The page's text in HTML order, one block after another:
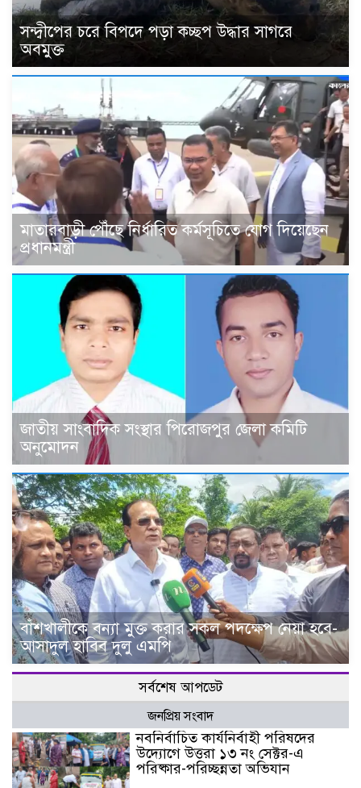
সন্দ্বীপের চরে বিপদে পড়া কচ্ছপ উদ্ধার সাগরে
অবমুক্ত
মাতারবাড়ী পৌঁছে নির্ধারিত কর্মসূচিতে যোগ দিয়েছেন
প্রধানমন্ত্রী
জাতীয় সাংবাদিক সংস্থার পিরোজপুর জেলা কমিটি
অনুমোদন
বাঁশখালীকে বন্যা মুক্ত করার সকল পদক্ষেপ নেয়া হবে-
আসাদুল হাবিব দুলু এমপি
সর্বশেষ আপডেট
জনপ্রিয় সংবাদ
নবনির্বাচিত কার্যনির্বাহী পরিষদের
উদ্যোগে উত্তরা ১৩ নং সেক্টর-এ
পরিষ্কার-পরিচ্ছন্নতা অভিযান